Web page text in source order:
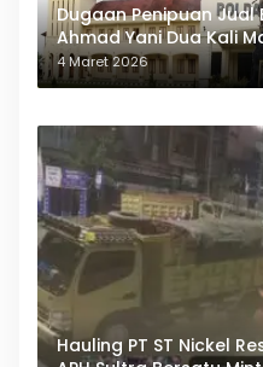
Dugaan Penipuan Jual
Ahmad Yani Dua Kali
Polda Sultra
4 Maret 2026
Hauling PT ST Nickel